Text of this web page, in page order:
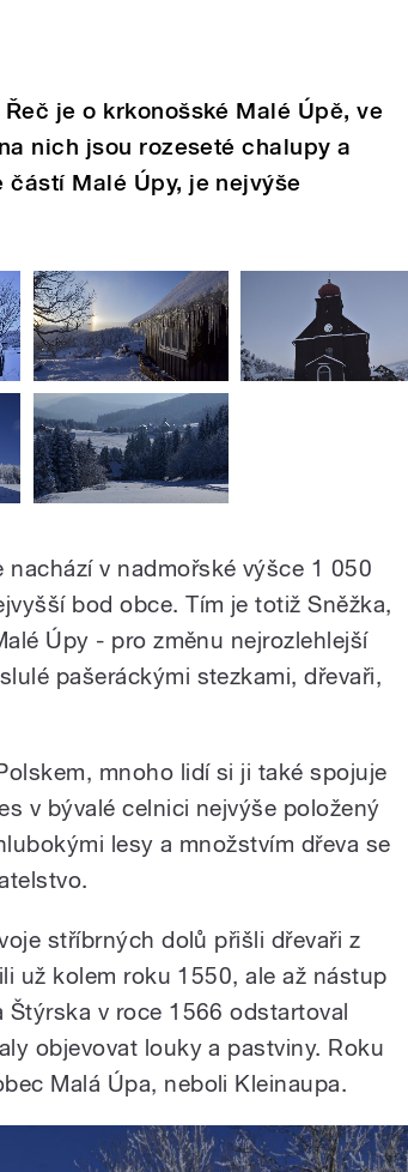
je o krkonošské Malé Úpě, ve
nich jsou rozeseté chalupy a
Malé Úpy, je nejvýše
v nadmořské výšce 1 050
bod obce. Tím je totiž Sněžka,
Úpy - pro změnu nejrozlehlejší
pašeráckými stezkami, dřevaři,
mnoho lidí si ji také spojuje
v bývalé celnici nejvýše položený
lesy a množstvím dřeva se
stříbrných dolů přišli dřevaři z
už kolem roku 1550, ale až nástup
v roce 1566 odstartoval
objevovat louky a pastviny. Roku
Malá Úpa, neboli Kleinaupa.